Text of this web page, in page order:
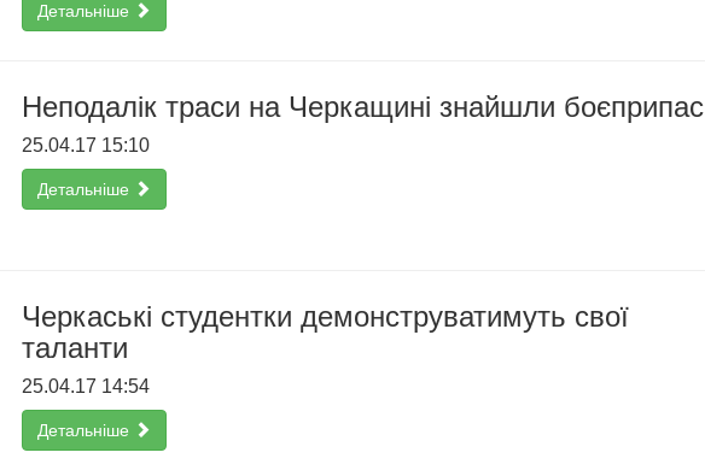
Детальніше
Неподалік траси на Черкащині знайшли боєприпас
25.04.17 15:10
Детальніше
Черкаські студентки демонструватимуть свої
таланти
25.04.17 14:54
Детальніше